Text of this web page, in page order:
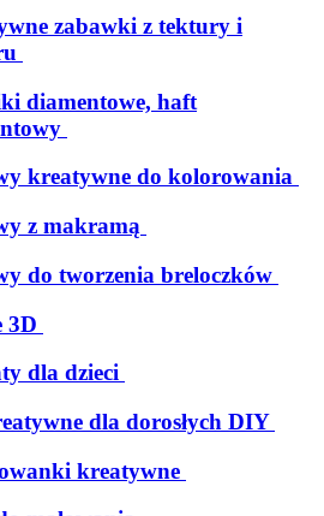
zabawki z tektury i
diamentowe, haft
kreatywne do kolorowania
z makramą
do tworzenia breloczków
3D
dla dzieci
dla dorosłych DIY
kreatywne